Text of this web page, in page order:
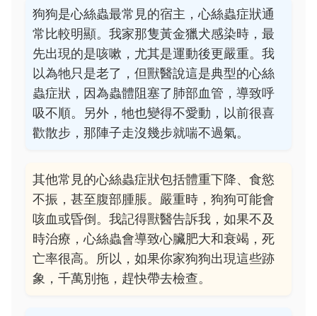
狗狗是心絲蟲最常見的宿主，心絲蟲症狀通
常比較明顯。我家那隻黃金獵犬感染時，最
先出現的是咳嗽，尤其是運動後更嚴重。我
以為牠只是老了，但獸醫說這是典型的心絲
蟲症狀，因為蟲體阻塞了肺部血管，導致呼
吸不順。另外，牠也變得不愛動，以前很喜
歡散步，那陣子走沒幾步就喘不過氣。
其他常見的心絲蟲症狀包括體重下降、食慾
不振，甚至腹部腫脹。嚴重時，狗狗可能會
咳血或昏倒。我記得獸醫告訴我，如果不及
時治療，心絲蟲會導致心臟肥大和衰竭，死
亡率很高。所以，如果你家狗狗出現這些跡
象，千萬別拖，趕快帶去檢查。